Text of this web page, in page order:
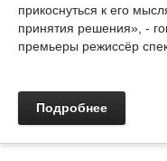
прикоснуться к его
принятия решения», -
премьеры режиссёр
Подробнее